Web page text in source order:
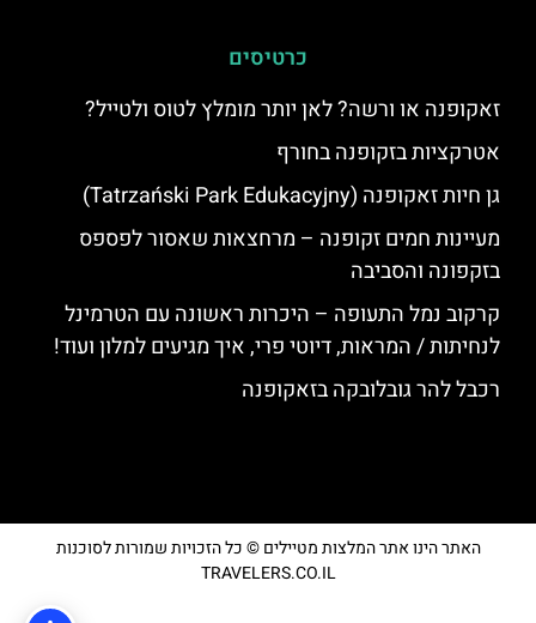
כרטיסים
זאקופנה או ורשה? לאן יותר מומלץ לטוס ולטייל?
אטרקציות בזקופנה בחורף
גן חיות זאקופנה (Tatrzański Park Edukacyjny)
מעיינות חמים זקופנה – מרחצאות שאסור לפספס
בזקפונה והסביבה
קרקוב נמל התעופה – היכרות ראשונה עם הטרמינל
לנחיתות / המראות, דיוטי פרי, איך מגיעים למלון ועוד!
רכבל להר גובלובקה בזאקופנה
האתר הינו אתר המלצות מטיילים © כל הזכויות שמורות לסוכנות
TRAVELERS.CO.IL